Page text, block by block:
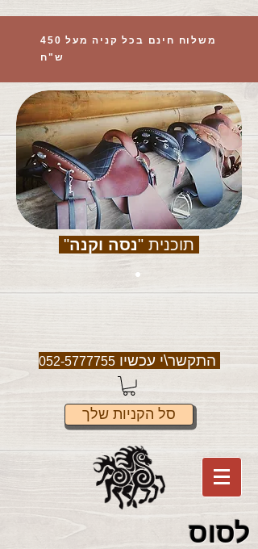
משלוח חינם בכל קניה מעל 450
ש"ח
תוכנית "נסה וקנה"
התקשר\י עכשיו052-5777755
סל הקניות שלך
לסוס